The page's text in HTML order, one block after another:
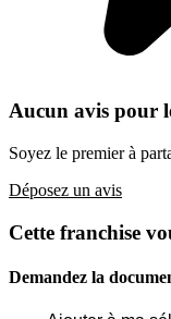
Aucun avis pour
Soyez le premier à
Déposez un avis
Cette franchise
Demandez la